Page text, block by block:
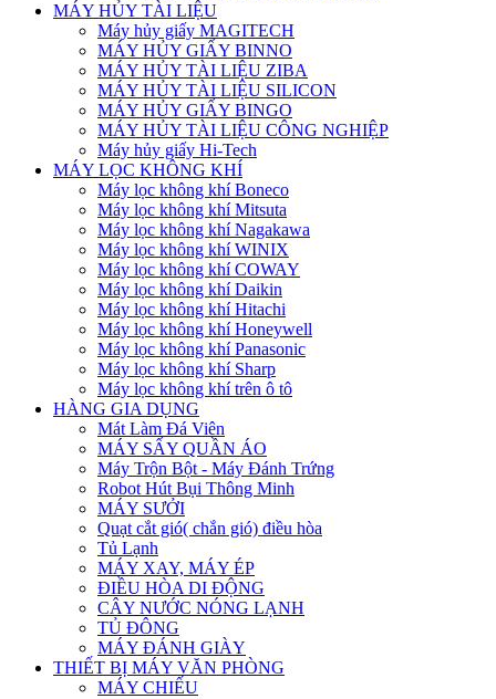
MÁY HỦY TÀI LIỆU
Máy hủy giấy MAGITECH
MÁY HỦY GIẤY BINNO
MÁY HỦY TÀI LIỆU ZIBA
MÁY HỦY TÀI LIỆU SILICON
MÁY HỦY GIẤY BINGO
MÁY HỦY TÀI LIỆU CÔNG NGHIỆP
Máy hủy giấy Hi-Tech
MÁY LỌC KHÔNG KHÍ
Máy lọc không khí Boneco
Máy lọc không khí Mitsuta
Máy lọc không khí Nagakawa
Máy lọc không khí WINIX
Máy lọc không khí COWAY
Máy lọc không khí Daikin
Máy lọc không khí Hitachi
Máy lọc không khí Honeywell
Máy lọc không khí Panasonic
Máy lọc không khí Sharp
Máy lọc không khí trên ô tô
HÀNG GIA DỤNG
Mát Làm Đá Viên
MÁY SẤY QUẦN ÁO
Máy Trộn Bột - Máy Đánh Trứng
Robot Hút Bụi Thông Minh
MÁY SƯỞI
Quạt cắt gió( chắn gió) điều hòa
Tủ Lạnh
MÁY XAY, MÁY ÉP
ĐIỀU HÒA DI ĐỘNG
CÂY NƯỚC NÓNG LẠNH
TỦ ĐÔNG
MÁY ĐÁNH GIÀY
THIẾT BỊ MÁY VĂN PHÒNG
MÁY CHIẾU